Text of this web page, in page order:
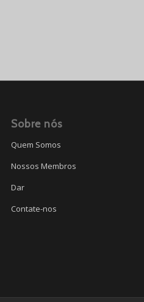
Sobre nós
Quem Somos
Nossos Membros
Dar
Contate-nos